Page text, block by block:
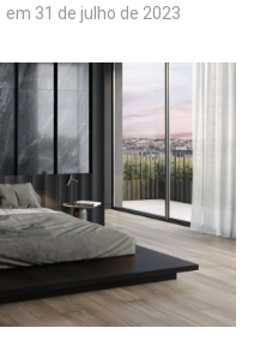
em 31 de julho de 2023